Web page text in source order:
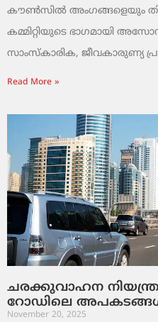
കൗൺസിൽ അംഗങ്ങളെയും
കമ്മിറ്റിയുടെ ഭാഗമായി
സാംസ്‌കാരിക, ജീവകാരുണ്യ
Read More »
ചരക്കുവാഹന
റോഡിലെ
November 20, 2025